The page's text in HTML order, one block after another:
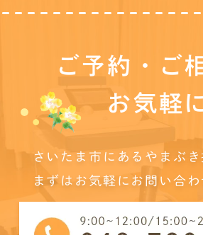
ご予約・ご
お気軽
さいたま市にあるやまぶき
まずはお気軽にお問い合わ